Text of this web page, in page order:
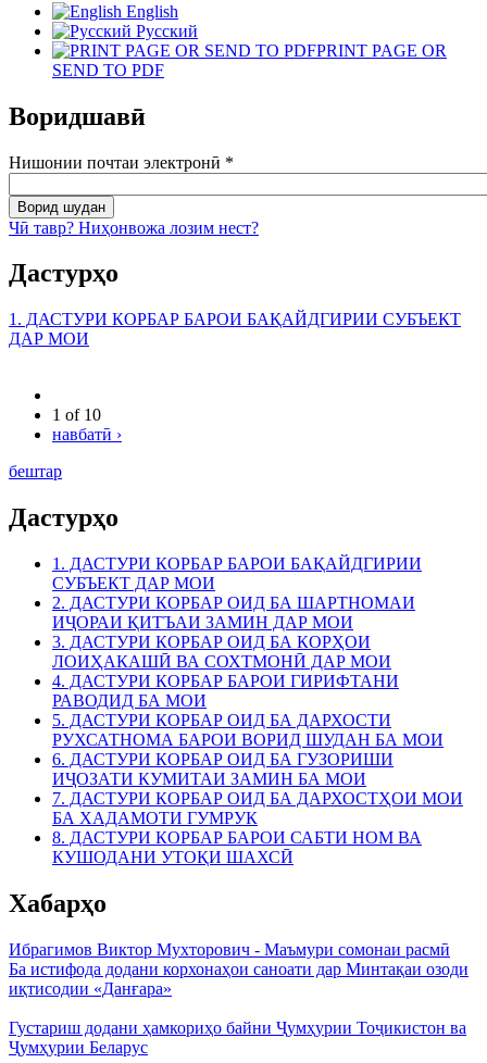
English
Русский
PRINT PAGE OR
SEND TO PDF
Воридшавӣ
Нишонии почтаи электронӣ *
Чӣ тавр? Ниҳонвожа лозим нест?
Дастурҳо
1. ДАСТУРИ КОРБАР БАРОИ БАҚАЙДГИРИИ СУБЪЕКТ
ДАР МОИ
1 of 10
навбатӣ ›
бештар
Дастурҳо
1. ДАСТУРИ КОРБАР БАРОИ БАҚАЙДГИРИИ
СУБЪЕКТ ДАР МОИ
2. ДАСТУРИ КОРБАР ОИД БА ШАРТНОМАИ
ИҶОРАИ ҚИТЪАИ ЗАМИН ДАР МОИ
3. ДАСТУРИ КОРБАР ОИД БА КОРҲОИ
ЛОИҲАКАШӢ ВА СОХТМОНӢ ДАР МОИ
4. ДАСТУРИ КОРБАР БАРОИ ГИРИФТАНИ
РАВОДИД БА МОИ
5. ДАСТУРИ КОРБАР ОИД БА ДАРХОСТИ
РУХСАТНОМА БАРОИ ВОРИД ШУДАН БА МОИ
6. ДАСТУРИ КОРБАР ОИД БА ГУЗОРИШИ
ИҶОЗАТИ КУМИТАИ ЗАМИН БА МОИ
7. ДАСТУРИ КОРБАР ОИД БА ДАРХОСТҲОИ МОИ
БА ХАДАМОТИ ГУМРУК
8. ДАСТУРИ КОРБАР БАРОИ САБТИ НОМ ВА
КУШОДАНИ УТОҚИ ШАХСӢ
Хабарҳо
Ибрагимов Виктор Мухторович - Маъмури сомонаи расмӣ
Ба истифода додани корхонаҳои саноати дар Минтақаи озоди
иқтисодии «Данғара»
Густариш додани ҳамкориҳо байни Ҷумҳурии Тоҷикистон ва
Ҷумҳурии Беларус